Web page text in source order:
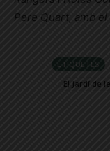
Pere Quart, amb
ETIQUETES
El Jardí de